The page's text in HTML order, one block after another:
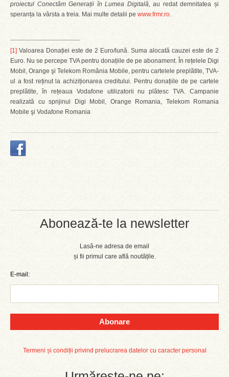
Abonează-te la newsletter
Lasă-ne adresa de email
și fii primul care află noutățile.
E-mail:
Abonare
Termeni și condiții privind prelucrarea datelor cu caracter personal
proiectul Conectăm Generații în Lumea Digitală,au redat demnitatea și
speranța la vârsta a treia. Mai multe detalii pe www.frmr.ro.
[1] Valoarea Donației este de 2 Euro/lună. Suma alocată cauzei este de 2
Euro. Nu se percepe TVA pentru donațiile de pe abonament. În rețelele Digi
Mobil, Orange şi Telekom România Mobile, pentru cartelele preplătite, TVA-
ul a fost reținut la achiziționarea creditului. Pentru donațiile de pe cartele
preplătite, în rețeaua Vodafone utilizatorii nu plătesc TVA. Campanie
realizată cu sprijinul Digi Mobil, Orange Romania, Telekom Romania
Mobile şi Vodafone Romania